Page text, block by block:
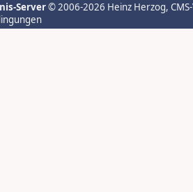
Server© 2006-2026 Heinz Herzog,